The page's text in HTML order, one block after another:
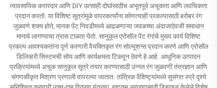
व्यावसायिक करारदार आणि DIY उत्साही दोघांसाठीच अभूतपूर्व अचूकता आणि लवचिकता
प्रदान करतो. या विशिष्ट सूत्रांमुळे वापरकर्त्यांना कोणत्याही प्रकल्पासाठी बरोबर रंग
जुळवणे शक्य होते, मानक पेंट निवडीमध्ये आढळणाऱ्या जवळच्या अंदाजाऐवजी समाधान
मानावे लागण्याचा त्रास टाळता येतो. सानुकूल एरोसॉल पेंट रंगांचे मुख्य कार्य विशिष्ट
प्रकल्प आवश्यकतांना पूर्ण करणारी वैयक्तिकृत रंग सोल्यूशन्स प्रदान करणे आणि एरोसॉल
डिलिव्हरी सिस्टमची सोय आणि कार्यक्षमता टिकवून ठेवणे हे आहे. आधुनिक उत्पादन
प्रक्रियांमध्ये अचूक सानुकूल सूत्रे तयार करण्यासाठी उन्नत रंग जुळवणी तंत्रज्ञान आणि
संगणकीकृत मिश्रण प्रणाली वापरल्या जातात. तांत्रिक वैशिष्ट्यांमध्ये सुसंगत स्प्रे दृश्ये